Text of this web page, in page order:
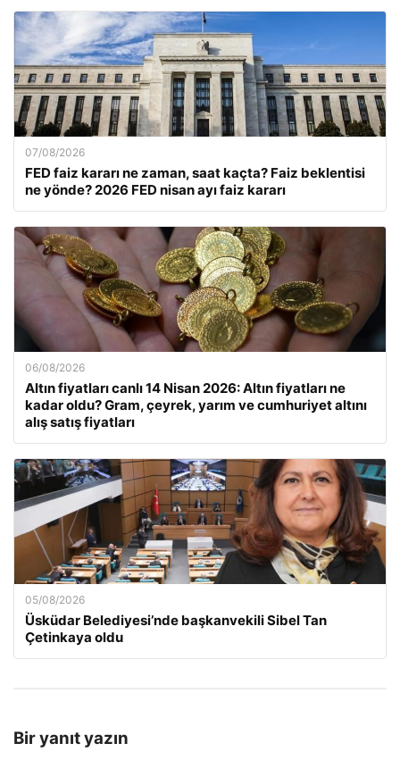
07/08/2026
FED faiz kararı ne zaman, saat kaçta? Faiz beklentisi
ne yönde? 2026 FED nisan ayı faiz kararı
06/08/2026
Altın fiyatları canlı 14 Nisan 2026: Altın fiyatları ne
kadar oldu? Gram, çeyrek, yarım ve cumhuriyet altını
alış satış fiyatları
05/08/2026
Üsküdar Belediyesi’nde başkanvekili Sibel Tan
Çetinkaya oldu
Bir yanıt yazın